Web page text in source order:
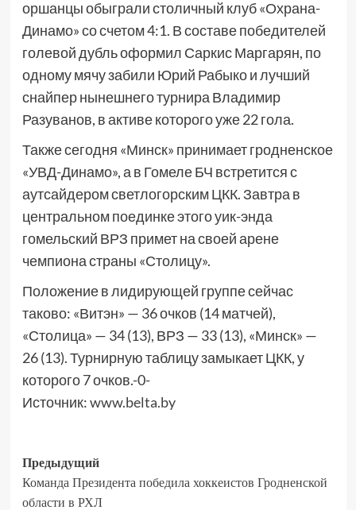
оршанцы обыграли столичный клуб «Охрана-
Динамо» со счетом 4:1. В составе победителей
голевой дубль оформил Саркис Маргарян, по
одному мячу забили Юрий Рабыко и лучший
снайпер нынешнего турнира Владимир
Разуванов, в активе которого уже 22 гола.
Также сегодня «Минск» принимает гродненское
«УВД-Динамо», а в Гомеле БЧ встретится с
аутсайдером светлогорским ЦКК. Завтра в
центральном поединке этого уик-энда
гомельский ВРЗ примет на своей арене
чемпиона страны «Столицу».
Положение в лидирующей группе сейчас
таково: «Витэн» — 36 очков (14 матчей),
«Столица» — 34 (13), ВРЗ — 33 (13), «Минск» —
26 (13). Турнирную таблицу замыкает ЦКК, у
которого 7 очков.-0-
Источник:www.belta.by
Предыдущий
Команда Президента победила хоккеистов Гродненской
области в РХЛ